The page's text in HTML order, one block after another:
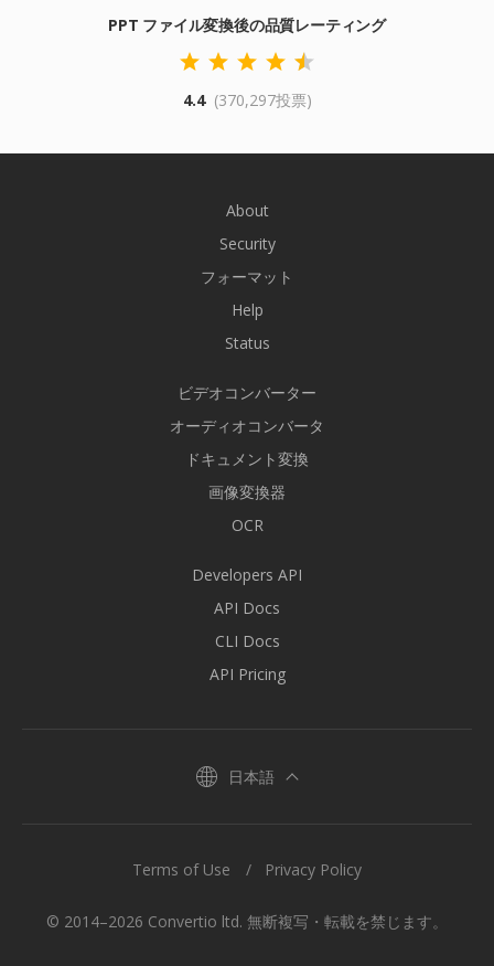
PPT ファイル変換後の品質レーティング
4.4 (370,297投票)
About
Security
フォーマット
Help
Status
ビデオコンバーター
オーディオコンバータ
ドキュメント変換
画像変換器
OCR
Developers API
API Docs
CLI Docs
API Pricing
日本語
© 2014–2026 Convertio ltd. 無断複写・転載を禁じます。
Terms of Use Privacy Policy